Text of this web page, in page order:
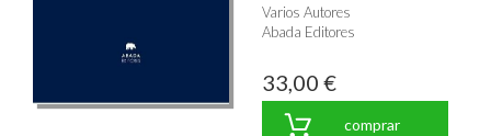
Varios Autores
Abada Editores
33,00 €
comprar